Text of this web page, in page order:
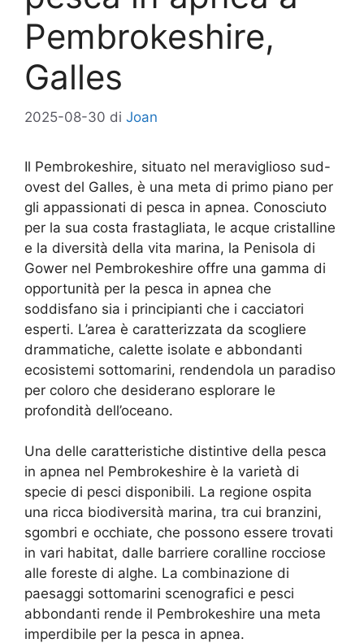
Pembrokeshire,
Galles
2025-08-30 di Joan
Il Pembrokeshire, situato nel meraviglioso sud-
ovest del Galles, è una meta di primo piano per
gli appassionati di pesca in apnea. Conosciuto
per la sua costa frastagliata, le acque cristalline
e la diversità della vita marina, la Penisola di
Gower nel Pembrokeshire offre una gamma di
opportunità per la pesca in apnea che
soddisfano sia i principianti che i cacciatori
esperti. L’area è caratterizzata da scogliere
drammatiche, calette isolate e abbondanti
ecosistemi sottomarini, rendendola un paradiso
per coloro che desiderano esplorare le
profondità dell’oceano.
Una delle caratteristiche distintive della pesca
in apnea nel Pembrokeshire è la varietà di
specie di pesci disponibili. La regione ospita
una ricca biodiversità marina, tra cui branzini,
sgombri e occhiate, che possono essere trovati
in vari habitat, dalle barriere coralline rocciose
alle foreste di alghe. La combinazione di
paesaggi sottomarini scenografici e pesci
abbondanti rende il Pembrokeshire una meta
imperdibile per la pesca in apnea.